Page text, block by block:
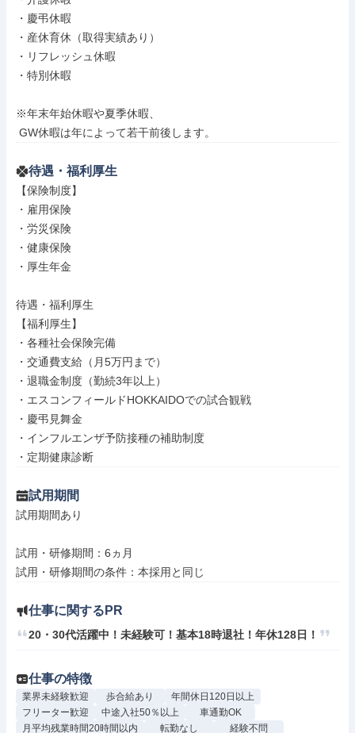
・慶弔休暇
・産休育休（取得実績あり）
・リフレッシュ休暇
・特別休暇
※年末年始休暇や夏季休暇、
GW休暇は年によって若干前後します。
待遇・福利厚生
【保険制度】
・雇用保険
・労災保険
・健康保険
・厚生年金
待遇・福利厚生
【福利厚生】
・各種社会保険完備
・交通費支給（月5万円まで）
・退職金制度（勤続3年以上）
・エスコンフィールドHOKKAIDOでの試合観戦
・慶弔見舞金
・インフルエンザ予防接種の補助制度
・定期健康診断
試用期間
試用期間あり
試用・研修期間：6ヵ月
仕事に関するPR
20・30代活躍中！未経験可！基本18時退社！年休128日！
仕事の特徴
業界未経験歓迎 歩合給あり
年間休日120日以上
フリーター歓迎
中途入社50％以上
車通勤OK
月平均残業時間20時間以内
転勤なし
経験不問